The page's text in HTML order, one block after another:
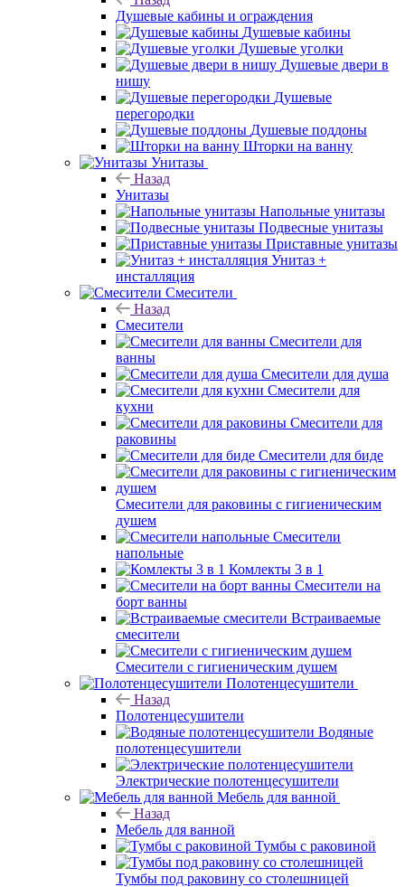
Душевые кабины и ограждения
Душевые кабины
Душевые уголки
Душевые двери в
нишу
Душевые
перегородки
Душевые поддоны
Шторки на ванну
Унитазы
Назад
Унитазы
Напольные унитазы
Подвесные унитазы
Приставные унитазы
Унитаз +
инсталляция
Смесители
Назад
Смесители
Смесители для
ванны
Смесители для душа
Смесители для
кухни
Смесители для
раковины
Смесители для биде
Смесители для раковины с гигиеническим
душем
Смесители
напольные
Комлекты 3 в 1
Смесители на
борт ванны
Встраиваемые
смесители
Смесители с гигиеническим душем
Полотенцесушители
Назад
Полотенцесушители
Водяные
полотенцесушители
Электрические полотенцесушители
Мебель для ванной
Назад
Мебель для ванной
Тумбы с раковиной
Тумбы под раковину со столешницей